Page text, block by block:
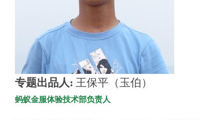
专题出品人: 王保平（玉伯）
蚂蚁金服体验技术部负责人